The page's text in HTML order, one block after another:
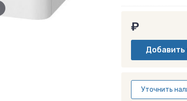
₽
Уточнить